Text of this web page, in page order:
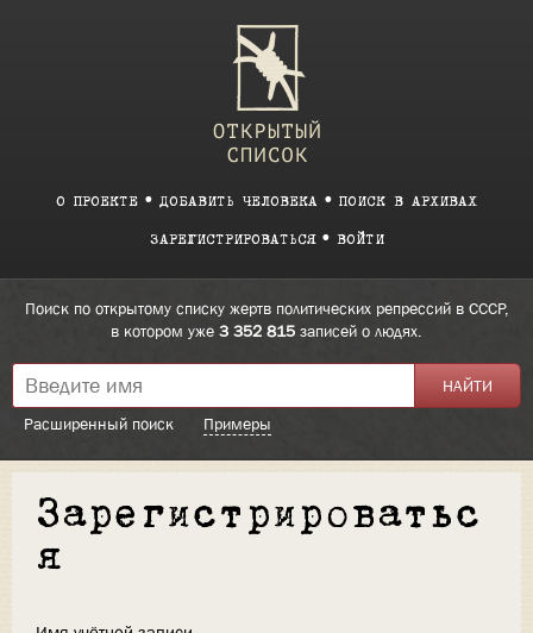
О ПРОЕКТЕ ДОБАВИТЬ ЧЕЛОВЕКА ПОИСК В АРХИВАХ
ЗАРЕГИСТРИРОВАТЬСЯ ВОЙТИ
Поиск по открытому списку жертв политических репрессий в СССР,
в котором уже 3 352 815 записей о людях.
Расширенный поиск Примеры
Зарегистрироватьс
я